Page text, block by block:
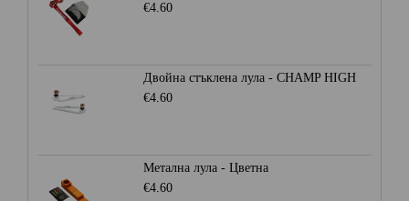
€4.60
Двойна стъклена лула - CHAMP HIGH
€4.60
Метална лула - Цветна
€4.60